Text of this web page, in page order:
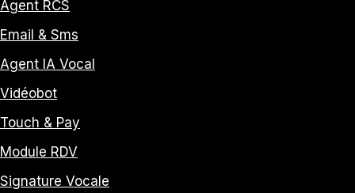
Agent RCS
Email & Sms
Agent IA Vocal
Vidéobot
Touch & Pay
Module RDV
Signature Vocale